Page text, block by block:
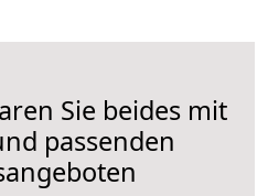
Sie beides mit
passenden